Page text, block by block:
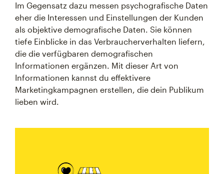
Im Gegensatz dazu messen psychografische Daten
eher die Interessen und Einstellungen der Kunden
als objektive demografische Daten. Sie können
tiefe Einblicke in das Verbraucherverhalten liefern,
die die verfügbaren demografischen
Informationen ergänzen. Mit dieser Art von
Informationen kannst du effektivere
Marketingkampagnen erstellen, die dein Publikum
lieben wird.